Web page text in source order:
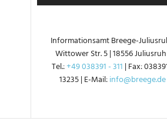
Informationsamt Breege-
Wittower Str. 5 | 18556
Tel.:+49 038391 - 311 | Fax:
13235 | E-Mail:info@breege.de